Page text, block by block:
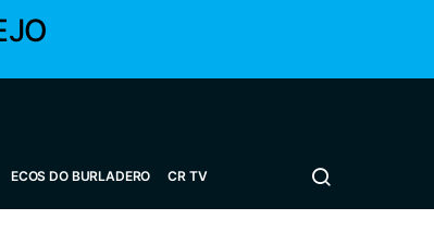
ECOS DO BURLADERO CR TV